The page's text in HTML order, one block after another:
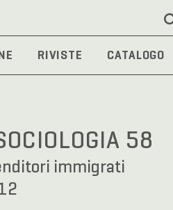
RIVISTE CATALOGO
58
immigrati